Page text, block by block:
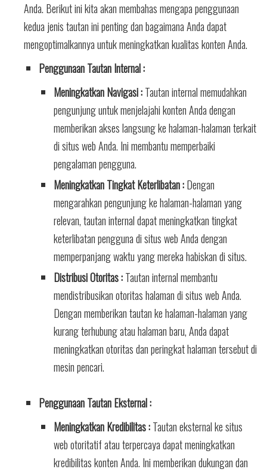
Anda. Berikut ini kita akan membahas mengapa penggunaan
kedua jenis tautan ini penting dan bagaimana Anda dapat
mengoptimalkannya untuk meningkatkan kualitas konten Anda.
Penggunaan Tautan Internal :
Meningkatkan Navigasi :Tautan internal memudahkan
pengunjung untuk menjelajahi konten Anda dengan
memberikan akses langsung ke halaman-halaman terkait
di situs web Anda. Ini membantu memperbaiki
pengalaman pengguna.
Meningkatkan Tingkat Keterlibatan :Dengan
mengarahkan pengunjung ke halaman-halaman yang
relevan, tautan internal dapat meningkatkan tingkat
keterlibatan pengguna di situs web Anda dengan
memperpanjang waktu yang mereka habiskan di situs.
Distribusi Otoritas :Tautan internal membantu
mendistribusikan otoritas halaman di situs web Anda.
Dengan memberikan tautan ke halaman-halaman yang
kurang terhubung atau halaman baru, Anda dapat
meningkatkan otoritas dan peringkat halaman tersebut di
mesin pencari.
Penggunaan Tautan Eksternal :
Meningkatkan Kredibilitas :Tautan eksternal ke situs
web otoritatif atau terpercaya dapat meningkatkan
kredibilitas konten Anda. Ini memberikan dukungan dan